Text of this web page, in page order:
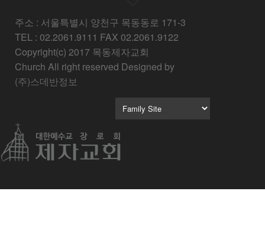
주소 : 서울특별시 양천구 목동동로 171-3
TEL : 02.2061.9111 FAX 02.2061.9122
Copyright(c) 2017 목동제자교회
Church All right reserved Designed by
(주)스데반정보